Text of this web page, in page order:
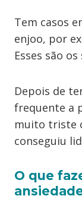
Tem casos
enjoo, por
Esses são
Depois de
frequente a
muito triste
conseguiu
O que